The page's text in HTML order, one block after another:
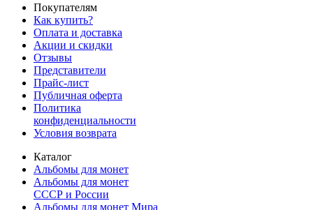
Покупателям
Как купить?
Оплата и доставка
Акции и скидки
Отзывы
Представители
Прайс-лист
Публичная оферта
Политика
конфиденциальности
Условия возврата
Каталог
Альбомы для монет
Альбомы для монет
СССР и России
Альбомы для монет Мира